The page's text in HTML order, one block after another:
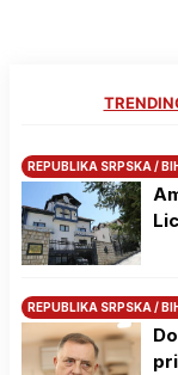
REPUBLIKA SRPSKA /
REPUBLIKA SRPSKA /